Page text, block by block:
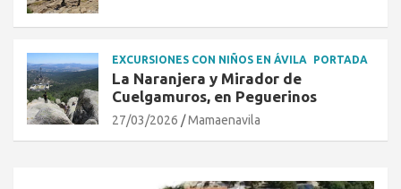
EXCURSIONES CON NIÑOS EN ÁVILA PORTADA
La Naranjera y Mirador de
Cuelgamuros, en Peguerinos
27/03/2026 Mamaenavila